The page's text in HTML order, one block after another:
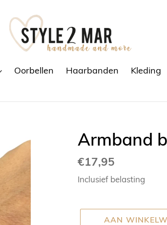
Oorbellen Haarbanden Kleding
Armband
Normale
prijs
€17,95
Inclusief belasting
AAN